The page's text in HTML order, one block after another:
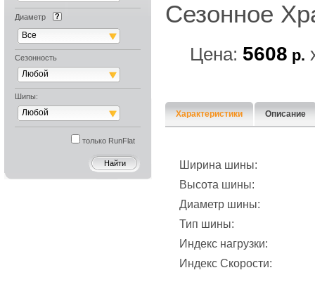
Диаметр
Все
Сезонность
Любой
Шипы:
Любой
только RunFlat
Сезонное
Цена: 5608 р.
Характеристики Описание
Ширина шины:
Высота шины:
Диаметр шины:
Тип шины:
Индекс нагрузки:
Индекс Скорости: